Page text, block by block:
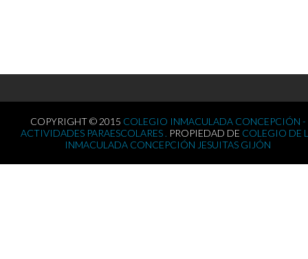
COPYRIGHT © 2015 COLEGIO INMACULADA CONCEPCIÓN -
ACTIVIDADES PARAESCOLARES . PROPIEDAD DE COLEGIO DE
INMACULADA CONCEPCIÓN JESUITAS GIJÓN